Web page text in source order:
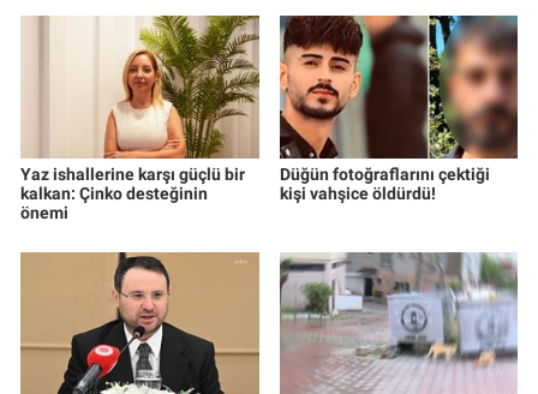
Yaz ishallerine karşı güçlü bir
kalkan: Çinko desteğinin
önemi
Düğün fotoğraflarını çektiği
kişi vahşice öldürdü!